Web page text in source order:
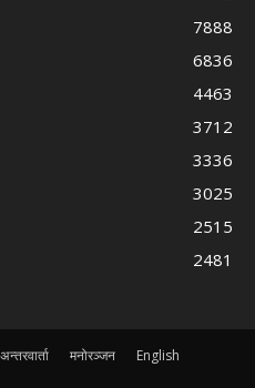
7888
6836
4463
3712
3336
3025
2515
2481
अन्तरवार्ता मनोरञ्जन English